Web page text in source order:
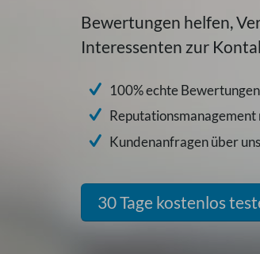
Bewertungen helfen,
Interessenten zur
100% echte
Kundenanfragen über
30 Tage kostenlos